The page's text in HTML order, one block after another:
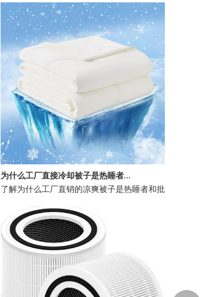
为什么工厂直接冷却被子是热睡者的最佳选择
了解为什么工厂直销的凉爽被子是热睡者和批量购买者